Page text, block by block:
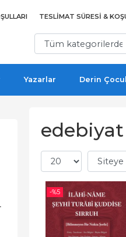
TESLIMAT SÜRESI &
Yazarlar Derin
-%5